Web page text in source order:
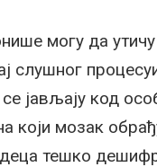
могу да
слушног
јављају код
који мозак
деца тешко